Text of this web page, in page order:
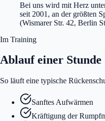
Bei uns wird mit Herz
seit 2001, an der größten
(Wismarer Str. 42, Berlin
Im Training
Ablauf einer Stunde
So läuft eine typische
Sanftes Aufwärmen
Kräftigung der